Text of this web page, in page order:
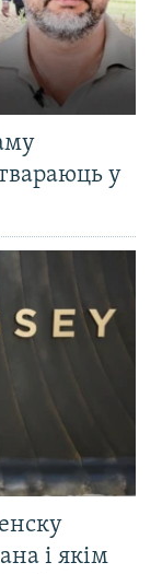
у
і якім